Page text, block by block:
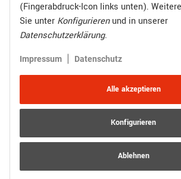
Alle akzeptieren
Konfigurieren
Ablehnen
(Fingerabdruck-Icon links unten).
Sie unter Konfigurierenund in unserer
Datenschutzerklärung.
Impressum Datenschutz
Zugestellt durch:
Vertrag widerrufen
* Alle Preise inkl. gesetzlicher USt., zzgl.Versand
© R.Kuhn GmbH Besucherzähler: